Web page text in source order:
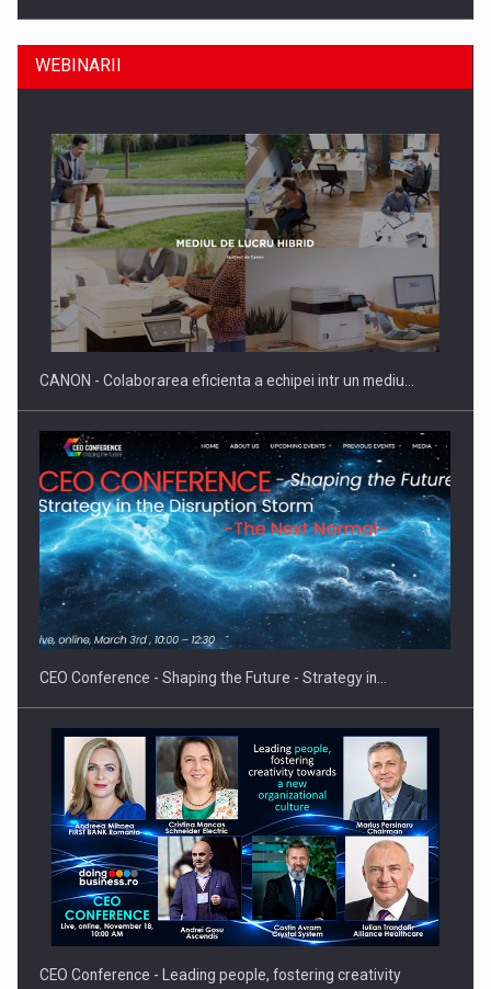
Producatorii si comerciantii care nu se supun noilor
reglementari…
Proteinmaxxing and the Future of Protein Demand
WEBINARII
CANON - Colaborarea eficienta a echipei intr un mediu…
CEO Conference - Shaping the Future - Strategy in…
CEO Conference - Leading people, fostering creativity